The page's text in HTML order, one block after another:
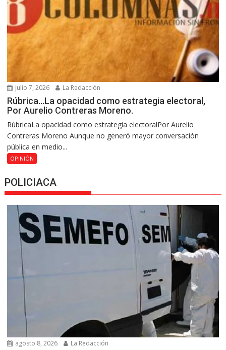
julio 7, 2026 La Redacción
Rúbrica…La opacidad como estrategia electoral,
Por Aurelio Contreras Moreno.
RúbricaLa opacidad como estrategia electoralPor Aurelio
Contreras Moreno Aunque no generó mayor conversación
pública en medio...
OPINIÓN
POLICIACA
agosto 8, 2026 La Redacción